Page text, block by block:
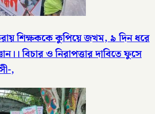
শিক্ষককে কুপিয়ে জখম, ৯ দিন ধরে
বিচার ও নিরাপত্তার দাবিতে ফুসে
,